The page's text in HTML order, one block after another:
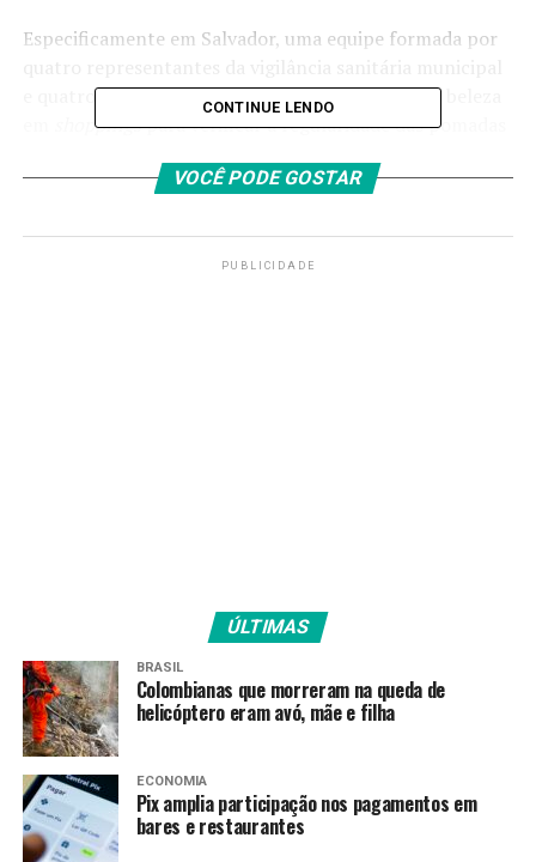
Especificamente em Salvador, uma equipe formada por
e quatro da vigilância estadual fiscaliza salões de beleza
shoppingspara verificar a regularidade das pomadas
espaços públicos da capital baiana procurados por
do selo de identificação de conformidade do Inmetro e o
Já em relação às fantasias e demais produtos têxteis,
será conferido o cumprimento das regras de
etiquetagem obrigatória, como informações sobre
composição, fabricante ou importador, país de origem e
instruções de conservação.
CONTINUE LENDO
VOCÊ PODE GOSTAR
PUBLICIDADE
ÚLTIMAS
BRASIL
Colombianas que morreram na queda de
helicóptero eram avó, mãe e filha
ECONOMIA
Pix amplia participação nos pagamentos em
bares e restaurantes